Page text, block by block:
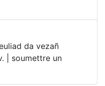
da vezañ
| soumettre un